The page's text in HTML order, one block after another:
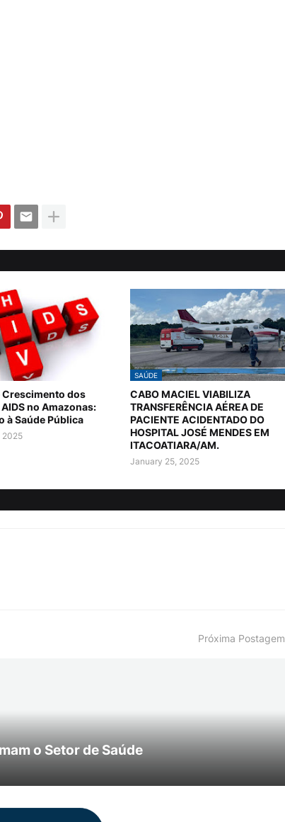
dos
no Amazonas:
à Saúde Pública
2025
SAÚDE
CABO MACIEL VIABILIZA
TRANSFERÊNCIA AÉREA DE
PACIENTE ACIDENTADO DO
HOSPITAL JOSÉ MENDES EM
ITACOATIARA/AM.
January 25, 2025
Próxima Postagem
o Setor de Saúde